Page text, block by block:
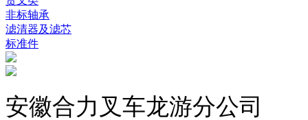
非标轴承
滤清器及滤芯
标准件
安徽合力叉车龙游分公司